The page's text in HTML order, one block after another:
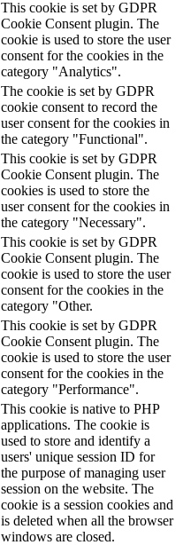
This cookie is set by GDPR
Cookie Consent plugin. The
cookie is used to store the user
consent for the cookies in the
category "Analytics".
The cookie is set by GDPR
cookie consent to record the
user consent for the cookies in
the category "Functional".
This cookie is set by GDPR
Cookie Consent plugin. The
cookies is used to store the
user consent for the cookies in
the category "Necessary".
This cookie is set by GDPR
Cookie Consent plugin. The
cookie is used to store the user
consent for the cookies in the
category "Other.
This cookie is set by GDPR
Cookie Consent plugin. The
cookie is used to store the user
consent for the cookies in the
category "Performance".
This cookie is native to PHP
applications. The cookie is
used to store and identify a
users' unique session ID for
the purpose of managing user
session on the website. The
cookie is a session cookies and
is deleted when all the browser
windows are closed.